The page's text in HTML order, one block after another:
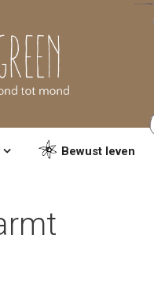
Bewust leven